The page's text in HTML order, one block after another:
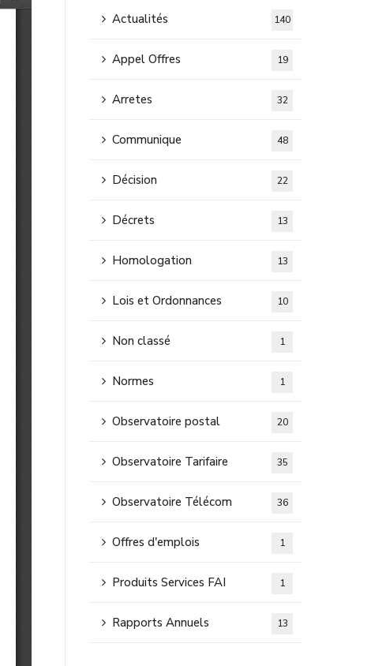
Actualités 140
Appel Offres 19
Arretes 32
Communique 48
Décision 22
Décrets 13
Homologation 13
Lois et Ordonnances 10
Non classé 1
Normes 1
Observatoire postal 20
Observatoire Tarifaire 35
Observatoire Télécom 36
Offres d'emplois 1
Produits Services FAI 1
Rapports Annuels 13